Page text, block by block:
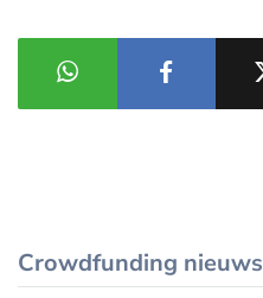
Crowdfunding nieuws